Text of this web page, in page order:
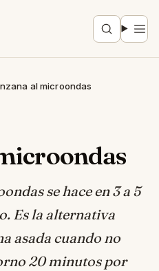
al microondas
se hace en 3 a 5
Es la alternativa
asada cuando no
20 minutos por